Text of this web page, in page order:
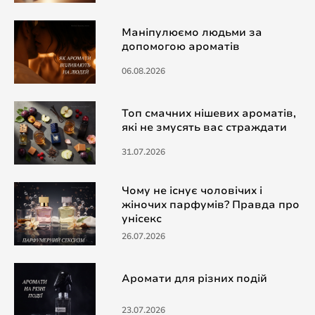
Маніпулюємо людьми за
допомогою ароматів
06.08.2026
Топ смачних нішевих ароматів,
які не змусять вас страждати
31.07.2026
Чому не існує чоловічих і
жіночих парфумів? Правда про
унісекс
26.07.2026
Аромати для різних подій
23.07.2026